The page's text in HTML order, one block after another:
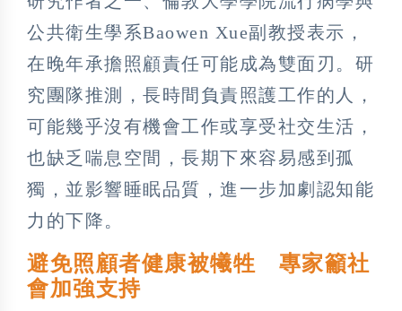
公共衛生學系Baowen Xue副教授表示，
在晚年承擔照顧責任可能成為雙面刃。研
究團隊推測，長時間負責照護工作的人，
可能幾乎沒有機會工作或享受社交生活，
也缺乏喘息空間，長期下來容易感到孤
獨，並影響睡眠品質，進一步加劇認知能
力的下降。
避免照顧者健康被犧牲 專家籲社
會加強支持